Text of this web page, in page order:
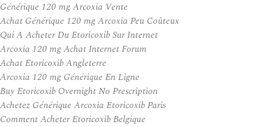
Générique 120 mg Arcoxia Vente
Achat Générique 120 mg Arcoxia Peu Coûteux
Qui A Acheter Du Etoricoxib Sur Internet
Arcoxia 120 mg Achat Internet Forum
Achat Etoricoxib Angleterre
Arcoxia 120 mg Générique En Ligne
Buy Etoricoxib Overnight No Prescription
Achetez Générique Arcoxia Etoricoxib Paris
Comment Acheter Etoricoxib Belgique